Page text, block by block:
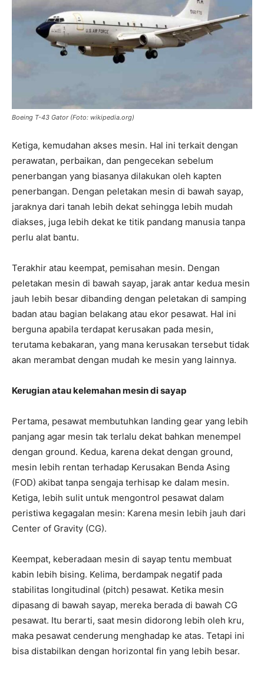
Boeing T-43 Gator (Foto: wikipedia.org)
Ketiga, kemudahan akses mesin. Hal ini terkait dengan
perawatan, perbaikan, dan pengecekan sebelum
penerbangan yang biasanya dilakukan oleh kapten
penerbangan. Dengan peletakan mesin di bawah sayap,
jaraknya dari tanah lebih dekat sehingga lebih mudah
diakses, juga lebih dekat ke titik pandang manusia tanpa
perlu alat bantu.
Terakhir atau keempat, pemisahan mesin. Dengan
peletakan mesin di bawah sayap, jarak antar kedua mesin
jauh lebih besar dibanding dengan peletakan di samping
badan atau bagian belakang atau ekor pesawat. Hal ini
berguna apabila terdapat kerusakan pada mesin,
terutama kebakaran, yang mana kerusakan tersebut tidak
akan merambat dengan mudah ke mesin yang lainnya.
Kerugian atau kelemahan mesin di sayap
Pertama, pesawat membutuhkan landing gear yang lebih
panjang agar mesin tak terlalu dekat bahkan menempel
dengan ground. Kedua, karena dekat dengan ground,
mesin lebih rentan terhadap Kerusakan Benda Asing
(FOD) akibat tanpa sengaja terhisap ke dalam mesin.
Ketiga, lebih sulit untuk mengontrol pesawat dalam
peristiwa kegagalan mesin: Karena mesin lebih jauh dari
Center of Gravity (CG).
Keempat, keberadaan mesin di sayap tentu membuat
kabin lebih bising. Kelima, berdampak negatif pada
stabilitas longitudinal (pitch) pesawat. Ketika mesin
dipasang di bawah sayap, mereka berada di bawah CG
pesawat. Itu berarti, saat mesin didorong lebih oleh kru,
maka pesawat cenderung menghadap ke atas. Tetapi ini
bisa distabilkan dengan horizontal fin yang lebih besar.